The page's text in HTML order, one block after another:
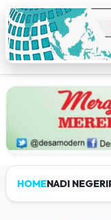
HOMENADI NEGERI